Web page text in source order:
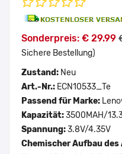
Sonderpreis: € 29.99
Sichere Bestellung)
Zustand: Neu
Art.-Nr.: ECN10533_Te
Passend für Marke:
Kapazität:3500MAH/
Spannung:3.8V/4.35V
Chemischer Aufbau des